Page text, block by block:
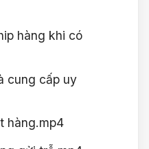
hàng khi có
cung cấp uy
hàng.mp4